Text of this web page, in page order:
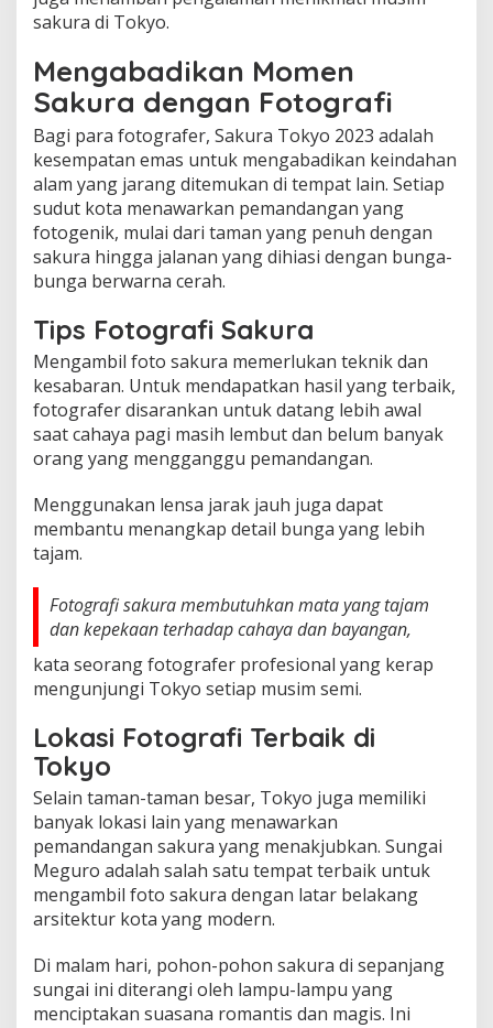
sakura di Tokyo.
Mengabadikan Momen
Sakura dengan Fotografi
Bagi para fotografer, Sakura Tokyo 2023 adalah
kesempatan emas untuk mengabadikan keindahan
alam yang jarang ditemukan di tempat lain. Setiap
sudut kota menawarkan pemandangan yang
fotogenik, mulai dari taman yang penuh dengan
sakura hingga jalanan yang dihiasi dengan bunga-
bunga berwarna cerah.
Tips Fotografi Sakura
Mengambil foto sakura memerlukan teknik dan
kesabaran. Untuk mendapatkan hasil yang terbaik,
fotografer disarankan untuk datang lebih awal
saat cahaya pagi masih lembut dan belum banyak
orang yang mengganggu pemandangan.
Menggunakan lensa jarak jauh juga dapat
membantu menangkap detail bunga yang lebih
tajam.
Fotografi sakura membutuhkan mata yang tajam
dan kepekaan terhadap cahaya dan bayangan,
kata seorang fotografer profesional yang kerap
mengunjungi Tokyo setiap musim semi.
Lokasi Fotografi Terbaik di
Tokyo
Selain taman-taman besar, Tokyo juga memiliki
banyak lokasi lain yang menawarkan
pemandangan sakura yang menakjubkan. Sungai
Meguro adalah salah satu tempat terbaik untuk
mengambil foto sakura dengan latar belakang
arsitektur kota yang modern.
Di malam hari, pohon-pohon sakura di sepanjang
sungai ini diterangi oleh lampu-lampu yang
menciptakan suasana romantis dan magis. Ini